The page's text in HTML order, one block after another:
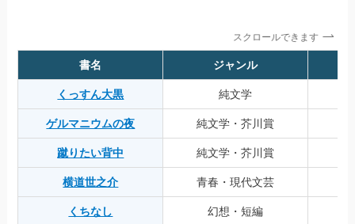
スクロールできます
書名 ジャンル
くっすん大黒 純文学
ゲルマニウムの夜 純文学・芥川賞
蹴りたい背中 純文学・芥川賞
横道世之介 青春・現代文芸
くちなし 幻想・短編